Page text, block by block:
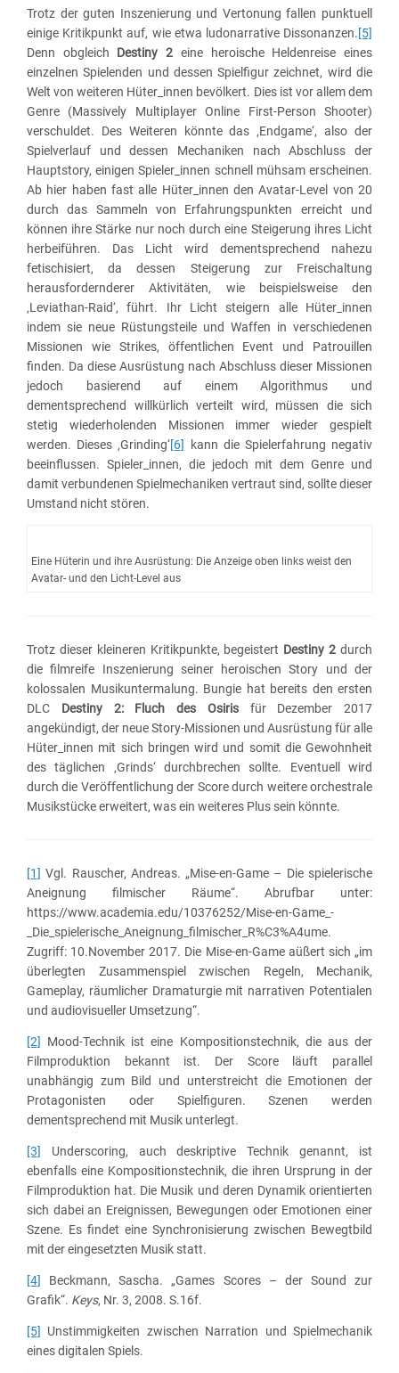
Trotz der guten Inszenierung und Vertonung fallen punktuell
einige Kritikpunkt auf, wie etwa ludonarrative Dissonanzen.[5]
Denn obgleich Destiny 2 eine heroische Heldenreise eines
einzelnen Spielenden und dessen Spielfigur zeichnet, wird die
Welt von weiteren Hüter_innen bevölkert. Dies ist vor allem dem
Genre (Massively Multiplayer Online First-Person Shooter)
verschuldet. Des Weiteren könnte das ‚Endgame‘, also der
Spielverlauf und dessen Mechaniken nach Abschluss der
Hauptstory, einigen Spieler_innen schnell mühsam erscheinen.
Ab hier haben fast alle Hüter_innen den Avatar-Level von 20
durch das Sammeln von Erfahrungspunkten erreicht und
können ihre Stärke nur noch durch eine Steigerung ihres Licht
herbeiführen. Das Licht wird dementsprechend nahezu
fetischisiert, da dessen Steigerung zur Freischaltung
herausfordernderer Aktivitäten, wie beispielsweise den
‚Leviathan-Raid‘, führt. Ihr Licht steigern alle Hüter_innen
indem sie neue Rüstungsteile und Waffen in verschiedenen
Missionen wie Strikes, öffentlichen Event und Patrouillen
finden. Da diese Ausrüstung nach Abschluss dieser Missionen
jedoch basierend auf einem Algorithmus und
dementsprechend willkürlich verteilt wird, müssen die sich
stetig wiederholenden Missionen immer wieder gespielt
werden. Dieses ‚Grinding‘[6]
kann die Spielerfahrung negativ
beeinflussen. Spieler_innen, die jedoch mit dem Genre und
damit verbundenen Spielmechaniken vertraut sind, sollte dieser
Umstand nicht stören.
Eine Hüterin und ihre Ausrüstung: Die Anzeige oben links weist den
Avatar- und den Licht-Level aus
Trotz dieser kleineren Kritikpunkte, begeistert Destiny 2 durch
die filmreife Inszenierung seiner heroischen Story und der
kolossalen Musikuntermalung. Bungie hat bereits den ersten
DLC Destiny 2: Fluch des Osiris für Dezember 2017
angekündigt, der neue Story-Missionen und Ausrüstung für alle
Hüter_innen mit sich bringen wird und somit die Gewohnheit
des täglichen ‚Grinds‘ durchbrechen sollte. Eventuell wird
durch die Veröffentlichung der Score durch weitere orchestrale
Musikstücke erweitert, was ein weiteres Plus sein könnte.
[1] Vgl. Rauscher, Andreas. „Mise-en-Game – Die spielerische
Aneignung filmischer Räume“. Abrufbar unter:
https://www.academia.edu/10376252/Mise-en-Game_-
_Die_spielerische_Aneignung_filmischer_R%C3%A4ume.
Zugriff: 10.November 2017. Die Mise-en-Game aüßert sich „im
überlegten Zusammenspiel zwischen Regeln, Mechanik,
Gameplay, räumlicher Dramaturgie mit narrativen Potentialen
und audiovisueller Umsetzung“.
[2]
Mood-Technik ist eine Kompositionstechnik, die aus der
Filmproduktion bekannt ist. Der Score läuft parallel
unabhängig zum Bild und unterstreicht die Emotionen der
Protagonisten oder Spielfiguren. Szenen werden
dementsprechend mit Musik unterlegt.
[3]
Underscoring, auch deskriptive Technik genannt, ist
ebenfalls eine Kompositionstechnik, die ihren Ursprung in der
Filmproduktion hat. Die Musik und deren Dynamik orientierten
sich dabei an Ereignissen, Bewegungen oder Emotionen einer
Szene. Es findet eine Synchronisierung zwischen Bewegtbild
mit der eingesetzten Musik statt.
[4]
Beckmann, Sascha. „Games Scores – der Sound zur
Grafik“. Keys, Nr. 3, 2008. S.16f.
[5]
Unstimmigkeiten zwischen Narration und Spielmechanik
eines digitalen Spiels.